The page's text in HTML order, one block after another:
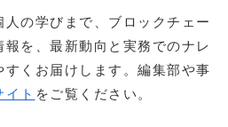
の学びまで、ブロックチェー
を、最新動向と実務でのナレ
すくお届けします。編集部や事
イト をご覧ください。